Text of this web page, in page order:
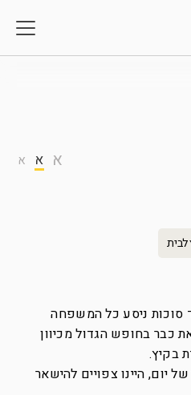
א א א
לבית
סוכות ניסע כל המשפחה
כבר בחופש הגדול מכיוון
בקיץ.
יום, היינו צפויים להישאר